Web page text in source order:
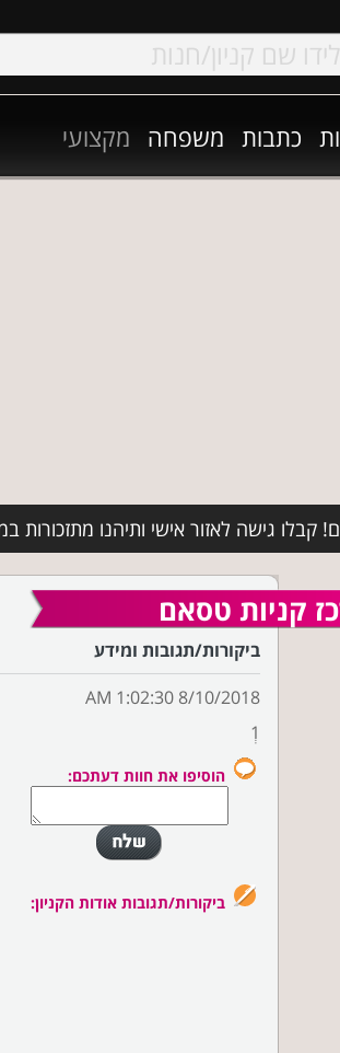
כתבות משפחה מקצועי
גישה לאזור אישי ותיהנו מתזכורות
קניות טסאם
ביקורות/תגובות ומידע
8/10/2018 1:02:30 AM
1ְ
הוסיפו את חוות דעתכם:
ביקורות/תגובות אודות הקניון: